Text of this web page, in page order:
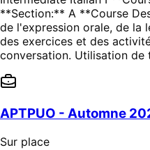
**Section:** A **Course
de l'expression orale, de la
des exercices et des
conversation. Utilisation
APTPUO - Automne
Sur place